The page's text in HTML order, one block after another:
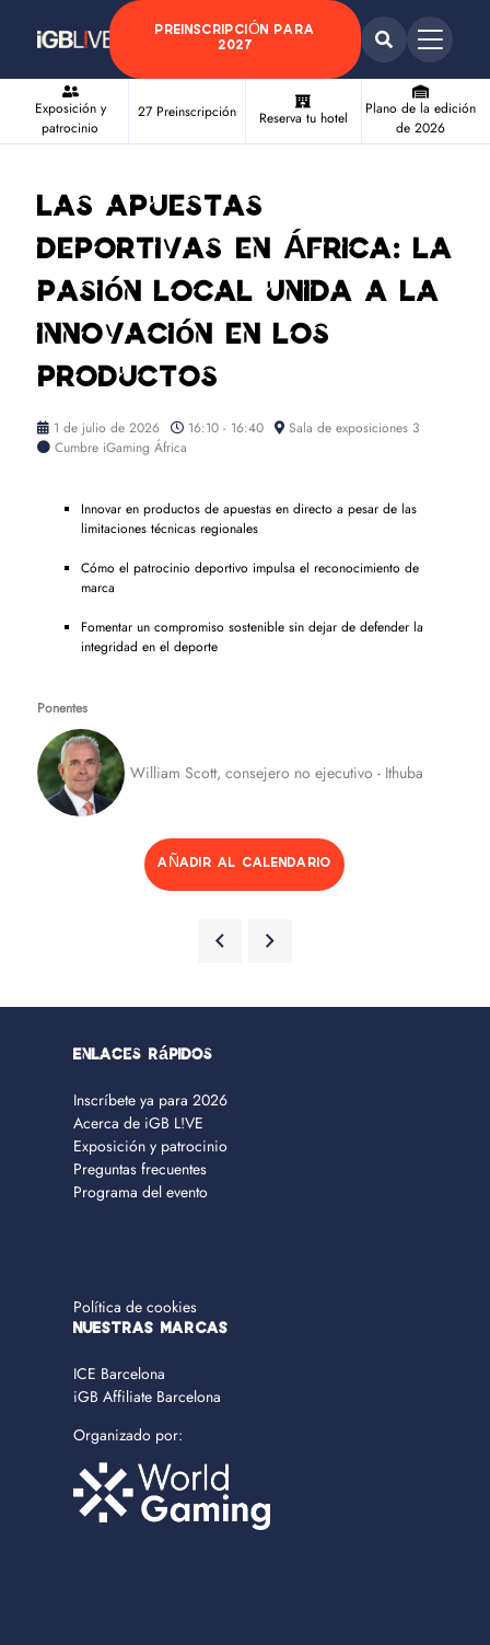
PREINSCRIPCIÓN PARA
2027
Exposición y
patrocinio
27 Preinscripción Reserva tu hotel
Plano de la edición
de 2026
Las apuestas
deportivas en África: la
pasión local unida a la
innovación en los
productos
1 de julio de 2026 16:10 - 16:40
Sala de exposiciones 3
Cumbre iGaming África
Innovar en productos de apuestas en directo a pesar de las
limitaciones técnicas regionales
Cómo el patrocinio deportivo impulsa el reconocimiento de
marca
Fomentar un compromiso sostenible sin dejar de defender la
integridad en el deporte
Ponentes
William Scott, consejero no ejecutivo - Ithuba
AÑADIR AL CALENDARIO
Enlaces rápidos
Inscríbete ya para 2026
Acerca de iGB L!VE
Exposición y patrocinio
Preguntas frecuentes
Programa del evento
Política de cookies
NUESTRAS MARCAS
ICE Barcelona
iGB Affiliate Barcelona
Organizado por: